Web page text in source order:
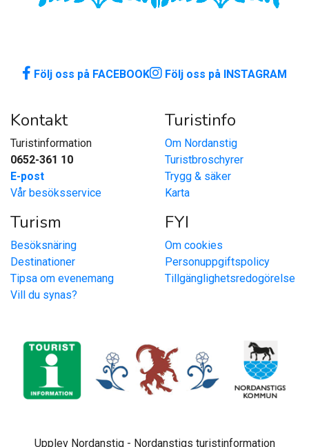
Följ oss på FACEBOOK Följ oss på INSTAGRAM
Kontakt
Turistinformation
0652-361 10
E-post
Vår besöksservice
Turistinfo
Om Nordanstig
Turistbroschyrer
Trygg & säker
Karta
Turism
Besöksnäring
Destinationer
Tipsa om evenemang
Vill du synas?
FYI
Om cookies
Personuppgiftspolicy
Tillgänglighetsredogörelse
Upplev Nordanstig - Nordanstigs turistinformation